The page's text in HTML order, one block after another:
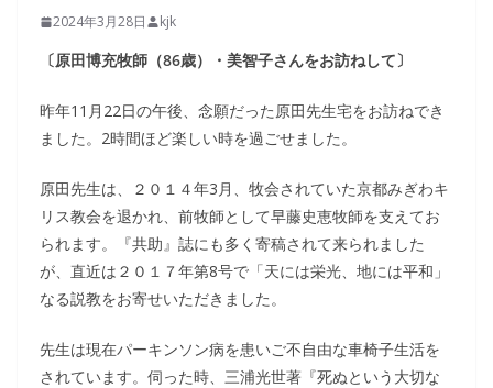
2024年3月28日 kjk
〔原田博充牧師（86歳）・美智子さんをお訪ねして〕
昨年11月22日の午後、念願だった原田先生宅をお訪ねでき
ました。2時間ほど楽しい時を過ごせました。
原田先生は、２０１４年3月、牧会されていた京都みぎわキ
リス教会を退かれ、前牧師として早藤史恵牧師を支えてお
られます。『共助』誌にも多く寄稿されて来られました
が、直近は２０１７年第8号で「天には栄光、地には平和」
なる説教をお寄せいただきました。
先生は現在パーキンソン病を患いご不自由な車椅子生活を
されています。伺った時、三浦光世著『死ぬという大切な